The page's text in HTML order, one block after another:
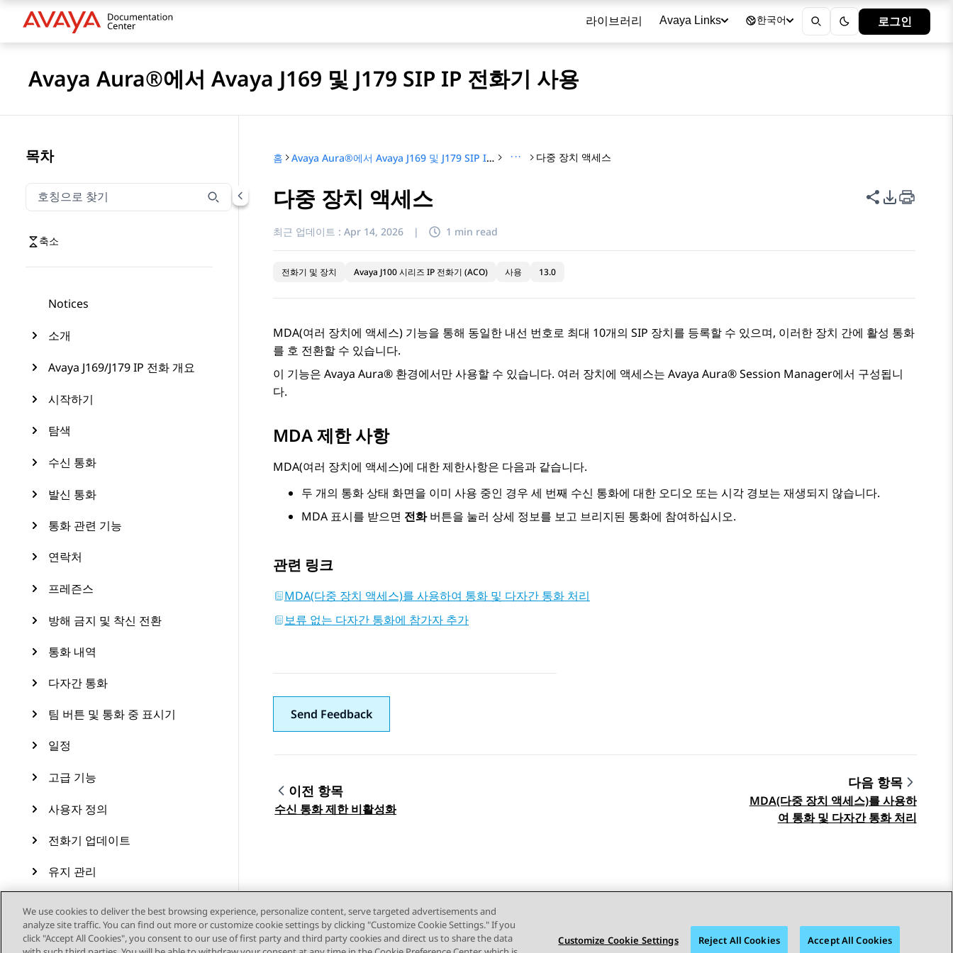
라이브러리 Avaya Links 한국어 로그인
Avaya Aura®에서 Avaya J169 및 J179 SIP IP 전화기 사용
목차
호칭으로 찾기
호칭으로 찾기 항목을 필터링하려면 입력합니다.
축소
Notices
소개
Avaya J169/J179 IP 전화 개요
시작하기
탐색
수신 통화
발신 통화
통화 관련 기능
연락처
프레즌스
방해 금지 및 착신 전환
통화 내역
다자간 통화
팀 버튼 및 통화 중 표시기
일정
고급 기능
사용자 정의
전화기 업데이트
유지 관리
홈 Avaya Aura®에서 Avaya J169 및 J179 SIP IP 전화기 사용 ··· 다중 장치 액세스
다중 장치 액세스 이 페이지 공
PDF 내보
최근 업데이트 : Apr 14, 2026 | 1 min read
전화기 및 장치 Avaya J100 시리즈 IP 전화기 (ACO) 사용 13.0
MDA(여러 장치에 액세스) 기능을 통해 동일한 내선 번호로 최대 10개의 SIP 장치를 등록할 수 있으며, 이러한 장치 간에 활성 통화
를 호 전환할 수 있습니다.
이 기능은 Avaya Aura® 환경에서만 사용할 수 있습니다. 여러 장치에 액세스는 Avaya Aura® Session Manager에서 구성됩니
다.
MDA 제한 사항
MDA(여러 장치에 액세스)에 대한 제한사항은 다음과 같습니다.
두 개의 통화 상태 화면을 이미 사용 중인 경우 세 번째 수신 통화에 대한 오디오 또는 시각 경보는 재생되지 않습니다.
MDA 표시를 받으면 전화버튼을 눌러 상세 정보를 보고 브리지된 통화에 참여하십시오.
관련 링크
MDA(다중 장치 액세스)를 사용하여 통화 및 다자간 통화 처리
보류 없는 다자간 통화에 참가자 추가
Send Feedback
Topic navigation
이전 항목
수신 통화 제한 비활성화
다음 항목
MDA(다중 장치 액세스)를 사용하
여 통화 및 다자간 통화 처리
We use cookies to deliver the best browsing experience, personalize content, serve targeted advertisements and
analyze site traffic. You can find out more or customize cookie settings by clicking "Customize Cookie Settings." If you
click "Accept All Cookies", you consent to our use of first party and third party cookies and direct us to share the data
Customize Cookie Settings Reject All Cookies Accept All Cookies